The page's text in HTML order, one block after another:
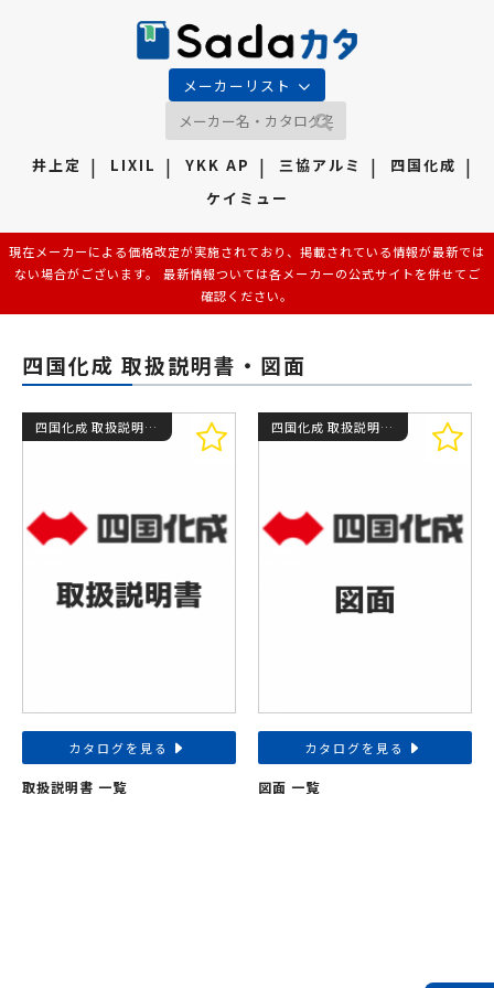
メーカーリスト
井上定 LIXIL YKK AP 三協アルミ
四国化成
ケイミュー
現在メーカーによる価格改定が実施されており、掲載されている情報が最新では
ない場合がございます。 最新情報ついては各メーカーの公式サイトを併せてご
確認ください。
四国化成 取扱説明書・図面
四国化成 取扱説明書・図面
カタログを見る
取扱説明書 一覧
四国化成 取扱説明書・図面
カタログを見る
図面 一覧